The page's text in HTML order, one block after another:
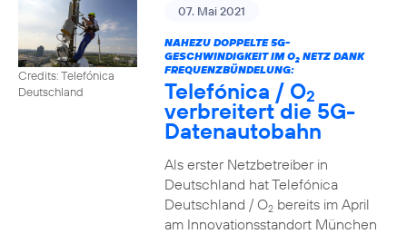
Credits: Telefónica
Deutschland
07. Mai 2021
NAHEZU DOPPELTE 5G-
GESCHWINDIGKEIT IM O2NETZ DANK
FREQUENZBÜNDELUNG:
Telefónica / O2
verbreitert die 5G-
Datenautobahn
Als erster Netzbetreiber in
Deutschland hat Telefónica
Deutschland / O2bereits im April
am Innovationsstandort München